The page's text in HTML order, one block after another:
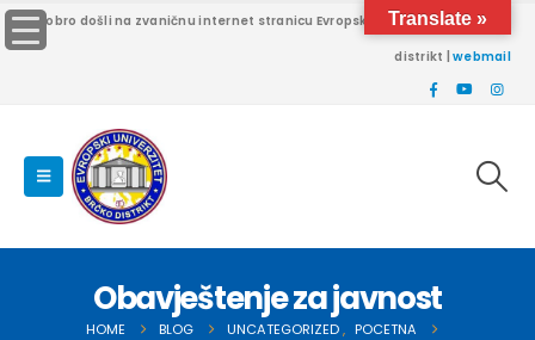
Dobro došli na zvaničnu internet stranicu Evropskog univerziteta Brčko
distrikt |webmail
Obavještenje za javnost
HOME BLOG UNCATEGORIZED , POCETNA
Translate »